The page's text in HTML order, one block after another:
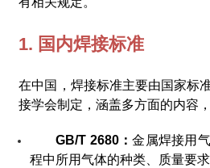
1. 国内焊接标准
在中国，焊接标准主要由国家标
接学会制定，涵盖多方面的内容
GB/T 2680：金属焊接用
程中所用气体的种类、质量要求